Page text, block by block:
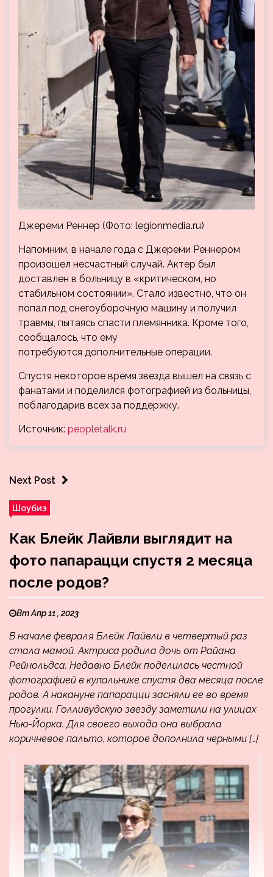
Джереми Реннер (Фото: legionmedia.ru)
Напомним, в начале года с Джереми Реннером
произошел несчастный случай. Актер был
доставлен в больницу в «критическом, но
стабильном состоянии». Стало известно, что он
попал под снегоуборочную машину и получил
травмы, пытаясь спасти племянника. Кроме того,
сообщалось, что ему
потребуются дополнительные операции.
Спустя некоторое время звезда вышел на связь с
фанатами и поделился фотографией из больницы,
поблагодарив всех за поддержку.
Источник: peopletalk.ru
Next Post
Шоубиз
Как Блейк Лайвли выглядит на
фото папарацци спустя 2 месяца
после родов?
Вт Апр 11 , 2023
В начале февраля Блейк Лайвли в четвертый раз
стала мамой. Актриса родила дочь от Райана
Рейнольдса. Недавно Блейк поделилась честной
фотографией в купальнике спустя два месяца после
родов. А накануне папарацци засняли ее во время
прогулки. Голливудскую звезду заметили на улицах
Нью-Йорка. Для своего выхода она выбрала
коричневое пальто, которое дополнила черными […]